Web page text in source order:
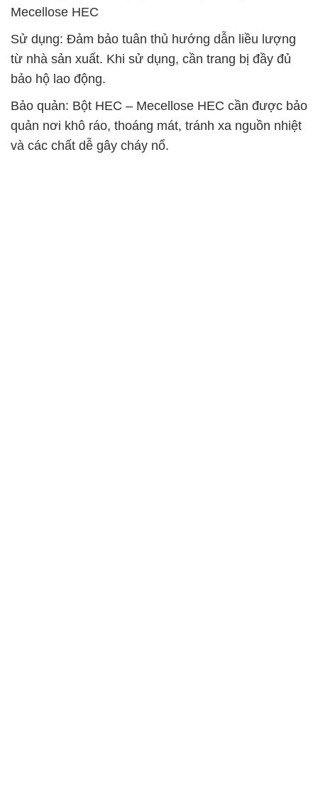
Mecellose HEC
Sử dụng: Đảm bảo tuân thủ hướng dẫn liều lượng
từ nhà sản xuất. Khi sử dụng, cần trang bị đầy đủ
bảo hộ lao động.
Bảo quản: Bột HEC – Mecellose HEC cần được bảo
quản nơi khô ráo, thoáng mát, tránh xa nguồn nhiệt
và các chất dễ gây cháy nổ.